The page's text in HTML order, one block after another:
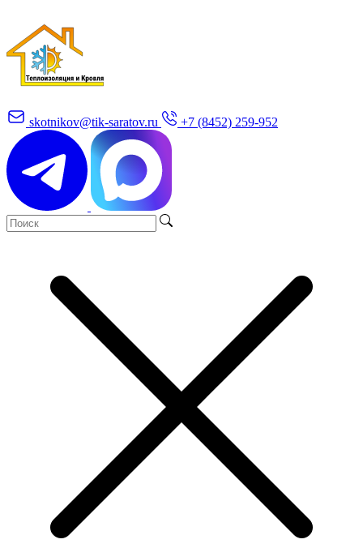
skotnikov@tik-saratov.ru +7 (8452) 259-952